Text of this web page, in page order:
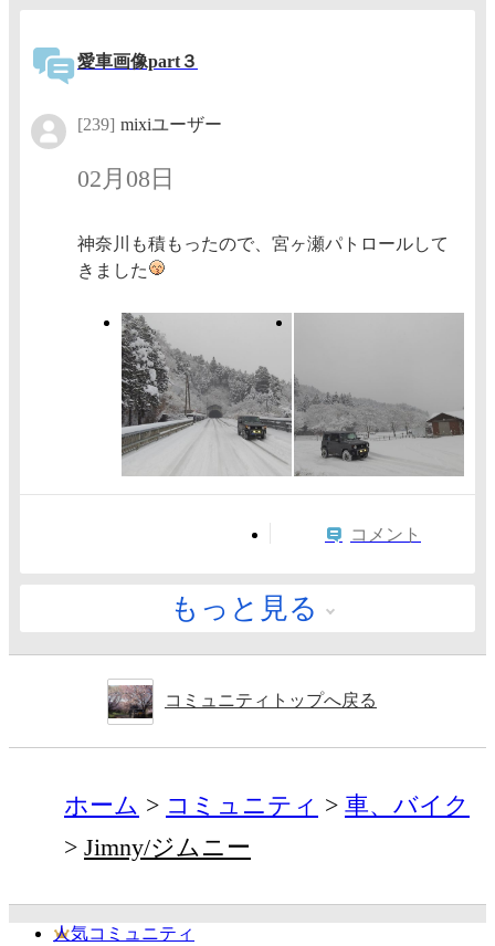
愛車画像part３
[239] mixiユーザー
02月08日
神奈川も積もったので、宮ヶ瀬パトロールして
きました
コメント
もっと見る
コミュニティトップへ戻る
ホーム コミュニティ
車、バイク
Jimny/ジムニー
人気コミュニティ